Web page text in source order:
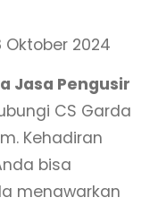
Oktober 2024
Jasa Pengusir
CS Garda
Kehadiran
bisa
menawarkan